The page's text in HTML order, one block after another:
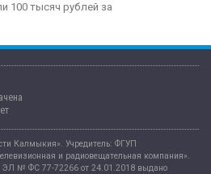
100 тысяч рублей за
Калмыкия». Учредитель: ФГУП
и радиовещательная компания».
ЭЛ № ФС 77-72266 от 24.01.2018 выдано